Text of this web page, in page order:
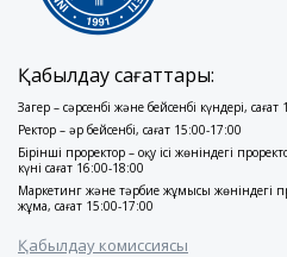
Қабылдау сағаттары:
Заңгер – сәрсенбі және бейсенбі күндері,
Ректор – әр бейсенбі, сағат 15:00-17:00
Бірінші проректор – оқу ісі жөніндегі
күні сағат 16:00-18:00
Маркетинг және тәрбие жұмысы жөніндегі
жұма, сағат 15:00-17:00
Қабылдау комиссиясы